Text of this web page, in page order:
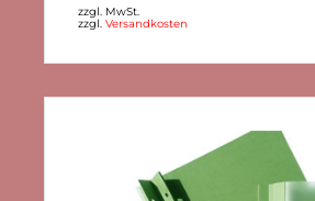
zzgl. MwSt.
zzgl. Versandkosten